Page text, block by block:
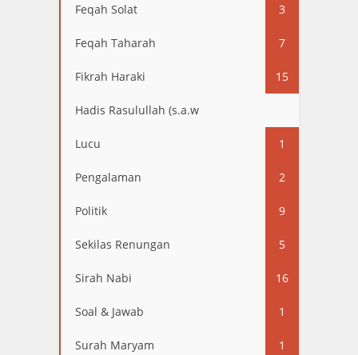
Feqah Solat 3
Feqah Taharah 7
Fikrah Haraki 15
Hadis Rasulullah (s.a.w
Lucu 1
Pengalaman 2
Politik 9
Sekilas Renungan 5
Sirah Nabi 16
Soal & Jawab 1
Surah Maryam 1